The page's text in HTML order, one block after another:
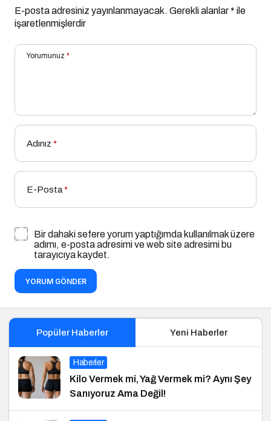
E-posta adresiniz yayınlanmayacak. Gerekli alanlar* ile
işaretlenmişlerdir
Yorumunuz *
Adınız *
E-Posta*
Bir dahaki sefere yorum yaptığımda kullanılmak üzere
adımı, e-posta adresimi ve web site adresimi bu
tarayıcıya kaydet.
YORUM GÖNDER
Popüler Haberler Yeni Haberler
Haberler
Kilo Vermek mi, Yağ Vermek mi? Aynı Şey
Sanıyoruz Ama Değil!